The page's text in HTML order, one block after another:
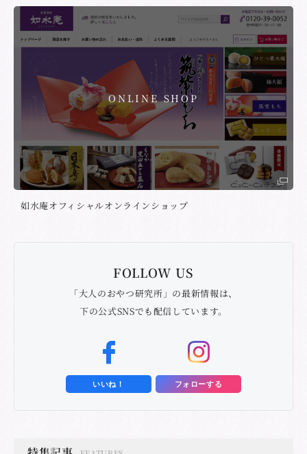
ONLINE SHOP
如水庵オフィシャルオンラインショップ
FOLLOW US
「大人のおやつ研究所」の最新情報は、
下の公式SNSでも配信しています。
いいね！ フォローする